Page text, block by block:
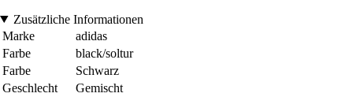
Zusätzliche Informationen
Marke
adidas
Farbe
black/soltur
Farbe
Schwarz
Geschlecht
Gemischt